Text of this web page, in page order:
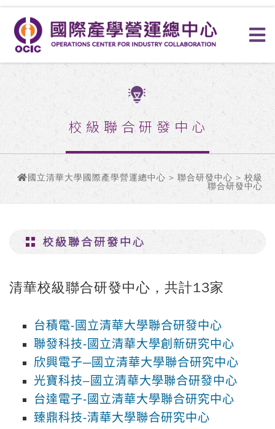
校級聯合研發中心
國立清華大學國際產學營運總中心 > 聯合研發中心 > 校級
聯合研發中心
校級聯合研發中心
清華校級聯合研發中心，共計13家
台積電-國立清華大學聯合研發中心
聯發科技-國立清華大學創新研究中心
欣興電子─國立清華大學聯合研究中心
光寶科技–國立清華大學聯合研發中心
台達電子-國立清華大學聯合研究中心
臻鼎科技-清華大學聯合研究中心